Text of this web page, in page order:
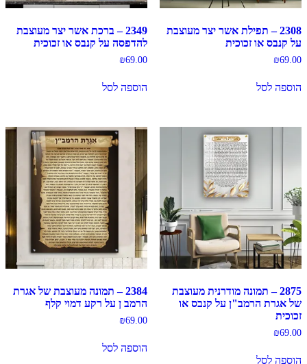
2308 – תפילת אשר יצר מעוצבת
על קנבס או זכוכית
₪69.00
הוספה לסל
2349 – ברכת אשר יצר מעוצבת
להדפסה על קנבס או זכוכית
₪69.00
הוספה לסל
2875 – תמונה מודרנית מעוצבת
של אגרת הרמב"ן על קנבס או
זכוכית
₪69.00
הוספה לסל
2384 – תמונה מעוצבת של אגרת
הרמב ן על רקע דמוי קלף
₪69.00
הוספה לסל